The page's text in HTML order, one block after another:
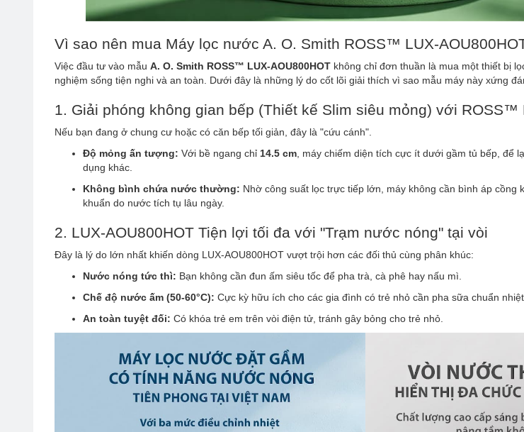
Vì sao nên mua Máy lọc nước A. O. Smith ROSS™ LUX-
Việc đầu tư vào mẫu A. O. Smith ROSS™ LUX-AOU800HOT không chỉ đơn thuần là mua một thiết bị
nghiệm sống tiện nghi và an toàn. Dưới đây là những lý do cốt lõi giải thích vì sao mẫu máy này xứng
1. Giải phóng không gian bếp (Thiết kế Slim siêu mỏng) với ROSS™
Nếu bạn đang ở chung cư hoặc có căn bếp tối giản, đây là "cứu cánh".
Độ mỏng ấn tượng: Với bề ngang chỉ 14.5 cm , máy chiếm diện tích cực ít dưới gầm tủ bếp, để
dụng khác.
Không bình chứa nước thường: Nhờ công suất lọc trực tiếp lớn, máy không cần bình áp cồng
khuẩn do nước tích tụ lâu ngày.
2. LUX-AOU800HOT Tiện lợi tối đa với "Trạm nước nóng" tại vòi
Đây là lý do lớn nhất khiến dòng LUX-AOU800HOT vượt trội hơn các đối thủ cùng phân khúc:
Nước nóng tức thì: Bạn không cần đun ấm siêu tốc để pha trà, cà phê hay nấu mì.
Chế độ nước ấm (50-60°C): Cực kỳ hữu ích cho các gia đình có trẻ nhỏ cần pha sữa chuẩn
An toàn tuyệt đối: Có khóa trẻ em trên vòi điện tử, tránh gây bỏng cho trẻ nhỏ.